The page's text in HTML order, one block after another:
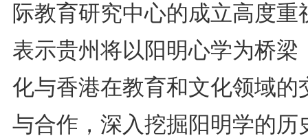
际教育研究中心的成立高度重
表示贵州将以阳明心学为桥梁
化与香港在教育和文化领域的
与合作，深入挖掘阳明学的历